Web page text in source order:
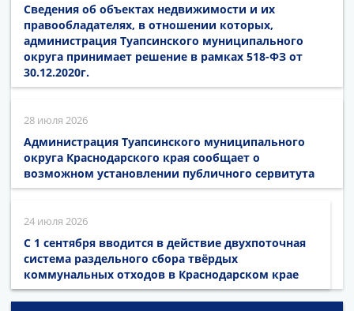
Сведения об объектах недвижимости и их
правообладателях, в отношении которых,
администрация Туапсинского муниципального
округа принимает решение в рамках 518-ФЗ от
30.12.2020г.
28 июля 2026
Администрация Туапсинского муниципального
округа Краснодарского края сообщает о
возможном установлении публичного сервитута
24 июля 2026
С 1 сентября вводится в действие двухпоточная
система раздельного сбора твёрдых
коммунальных отходов в Краснодарском крае